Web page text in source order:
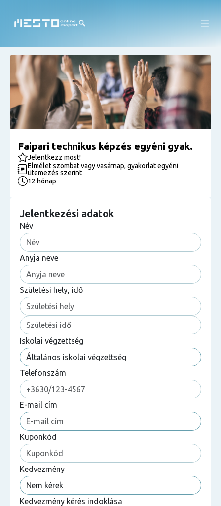
Faipari technikus képzés egyéni gyak.
Jelentkezz most!
Elmélet szombat vagy vasárnap, gyakorlat egyéni
ütemezés szerint
12 hónap
Jelentkezési adatok
Név
Anyja neve
Születési hely, idő
Iskolai végzettség
Telefonszám
E-mail cím
Kuponkód
Kedvezmény
Kedvezmény kérés indoklása